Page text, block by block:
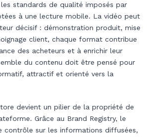
standards de qualité imposés par
à une lecture mobile. La vidéo peut
décisif : démonstration produit, mise
client, chaque format contribue
des acheteurs et à enrichir leur
du contenu doit être pensé pour
attractif et orienté vers la
devient un pilier de la propriété de
Grâce au Brand Registry, le
contrôle sur les informations diffusées,